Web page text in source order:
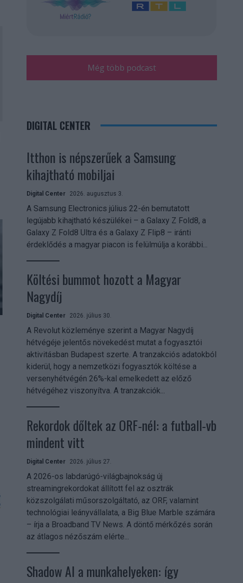
Még több podcast
DIGITAL CENTER
Itthon is népszerűek a Samsung
kihajtható mobiljai
Digital Center 2026. augusztus 3.
A Samsung Electronics július 22-én bemutatott
legújabb kihajtható készülékei – a Galaxy Z Fold8, a
Galaxy Z Fold8 Ultra és a Galaxy Z Flip8 – iránti
érdeklődés a magyar piacon is felülmúlja a korábbi...
Költési bummot hozott a Magyar
Nagydíj
Digital Center 2026. július 30.
A Revolut közleménye szerint a Magyar Nagydíj
hétvégéje jelentős növekedést mutat a fogyasztói
aktivitásban Budapest szerte. A tranzakciós adatokból
kiderül, hogy a nemzetközi fogyasztók költése a
versenyhétvégén 26%-kal emelkedett az előző
hétvégéhez viszonyítva. A tranzakciók...
Rekordok dőltek az ORF-nél: a futball-vb
mindent vitt
Digital Center 2026. július 27.
A 2026-os labdarúgó-világbajnokság új
streamingrekordokat állított fel az osztrák
közszolgálati műsorszolgáltató, az ORF, valamint
technológiai leányvállalata, a Big Blue Marble számára
– írja a Broadband TV News. A döntő mérkőzés során
az átlagos nézőszám elérte...
Shadow AI a munkahelyeken: így